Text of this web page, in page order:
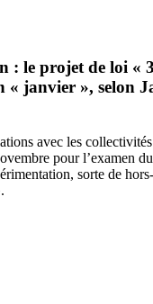
: le projet de loi «
« janvier », selon
avec les
pour l’examen
sorte de